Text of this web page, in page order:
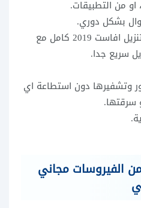
او من التطبيقات.
بشكل دوري.
بكل سهولة تستطيع تنزيل افاست 2019 كامل مع
سريع جدا.
وتشفيرها دون استطاعة اي
سرقتها.
الفيروسات مجاني